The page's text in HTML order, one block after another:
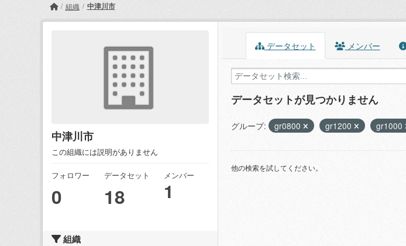
組織 中津川市
中津川市
この組織には説明がありません
フォロワー
0
データセット
18
メンバー
1
組織
データセット メンバー
データセットが見つかりません
グループ: gr0800 gr1200 gr1000
他の検索を試してください。